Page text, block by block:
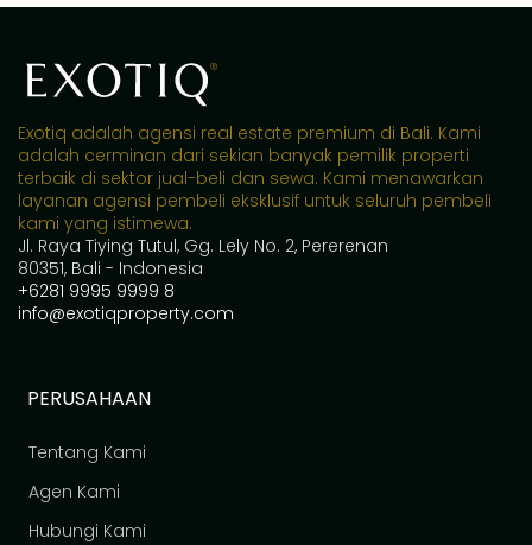
Exotiq adalah agensi real estate premium di Bali. Kami
adalah cerminan dari sekian banyak pemilik properti
terbaik di sektor jual-beli dan sewa. Kami menawarkan
layanan agensi pembeli eksklusif untuk seluruh pembeli
kami yang istimewa.
Jl. Raya Tiying Tutul, Gg. Lely No. 2, Pererenan
80351, Bali - Indonesia
+6281 9995 9999 8
info@exotiqproperty.com
PERUSAHAAN
Tentang Kami
Agen Kami
Hubungi Kami